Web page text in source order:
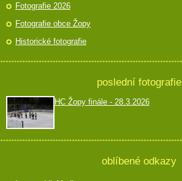
Fotografie 2026
Fotografie obce Žopy
Historické fotografie
poslední fotografie
HC Žopy finále - 28.3.2026
oblíbené odkazy